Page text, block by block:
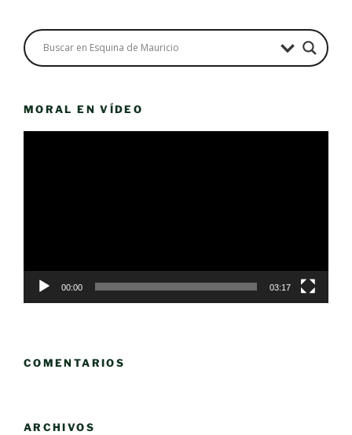
MORAL EN VÍDEO
00:00 03:17
COMENTARIOS
ARCHIVOS